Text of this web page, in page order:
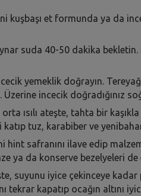
kuşbaşı et formunda ya da
suda 40-50 dakika bekletin.
yemeklik doğrayın.
incecik doğradığınız
ısılı ateşte, tahta bir
tuz, karabiber ve
hint safranını ilave edip
ya da konserve bezelyeleri de
suyunu iyice çekinceye
tekrar kapatıp ocağın altını